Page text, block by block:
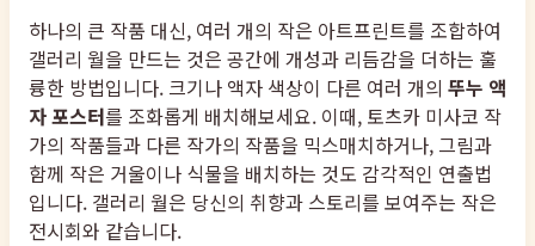
하나의 큰 작품 대신, 여러 개의 작은 아트프린트를 조합하여
갤러리 월을 만드는 것은 공간에 개성과 리듬감을 더하는 훌
륭한 방법입니다. 크기나 액자 색상이 다른 여러 개의 뚜누 액
자 포스터를 조화롭게 배치해보세요. 이때, 토츠카 미사코 작
가의 작품들과 다른 작가의 작품을 믹스매치하거나, 그림과
함께 작은 거울이나 식물을 배치하는 것도 감각적인 연출법
입니다. 갤러리 월은 당신의 취향과 스토리를 보여주는 작은
전시회와 같습니다.